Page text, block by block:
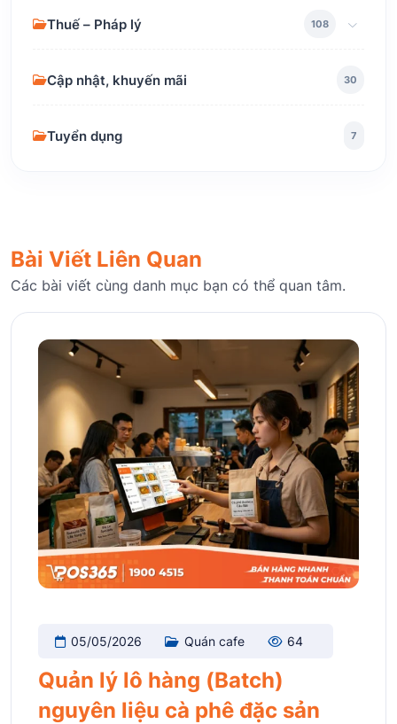
Thuế – Pháp lý 108
Cập nhật, khuyến mãi 30
Tuyển dụng 7
Bài Viết Liên Quan
Các bài viết cùng danh mục bạn có thể quan tâm.
05/05/2026 Quán cafe 64
Quản lý lô hàng (Batch)
nguyên liệu cà phê đặc sản